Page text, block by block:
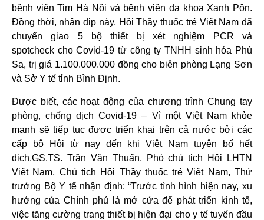
bệnh viện Tim Hà Nội và bệnh viện đa khoa Xanh Pôn.
Đồng thời, nhân dịp này, Hội Thầy thuốc trẻ Việt Nam đã
chuyển giao 5 bộ thiết bị xét nghiệm PCR và
spotcheck cho Covid-19 từ công ty TNHH sinh hóa Phù
Sa, trị giá 1.100.000.000 đồng cho biên phòng Lạng Sơn
và Sở Y tế tỉnh Bình Định.
Được biết, các hoạt động của chương trình Chung tay
phòng, chống dịch Covid-19 – Vì một Việt Nam khỏe
mạnh sẽ tiếp tục được triển khai trên cả nước bởi các
cấp bộ Hội từ nay đến khi Việt Nam tuyên bố hết
dịch.GS.TS. Trần Văn Thuấn, Phó chủ tịch Hội LHTN
Việt Nam, Chủ tịch Hội Thầy thuốc trẻ Việt Nam, Thứ
trưởng Bộ Y tế nhận định: “Trước tình hình hiện nay, xu
hướng của Chính phủ là mở cửa để phát triển kinh tế,
việc tăng cường trang thiết bị hiện đại cho y tế tuyến đầu